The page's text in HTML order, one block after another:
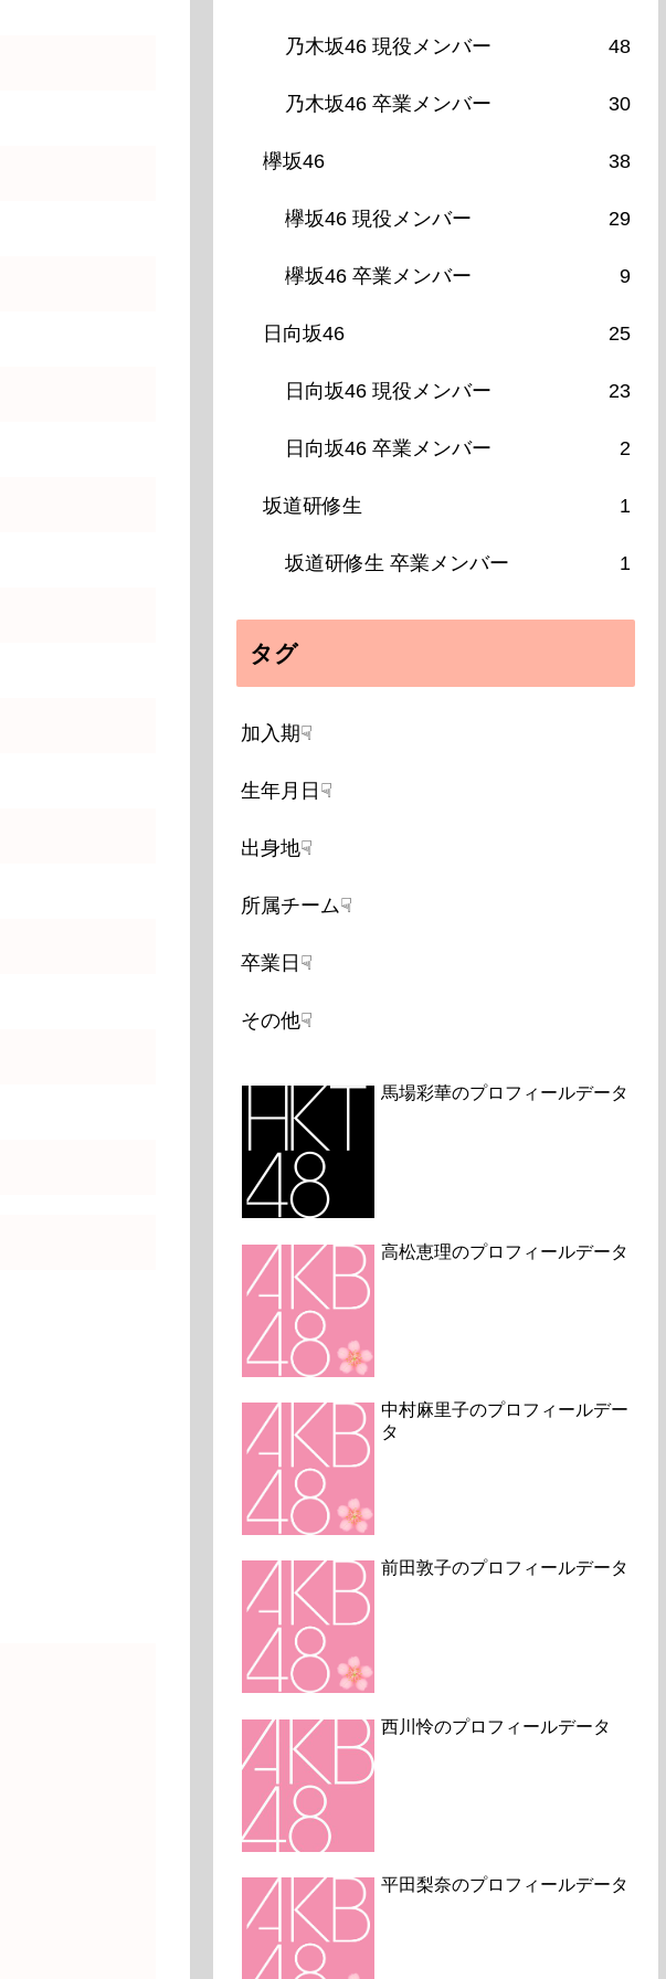
乃木坂46 現役メンバー 48
乃木坂46 卒業メンバー 30
欅坂46 38
欅坂46 現役メンバー 29
欅坂46 卒業メンバー 9
日向坂46 25
日向坂46 現役メンバー 23
日向坂46 卒業メンバー 2
坂道研修生 1
坂道研修生 卒業メンバー 1
タグ
加入期☟
生年月日☟
出身地☟
所属チーム☟
卒業日☟
その他☟
馬場彩華のプロフィールデータ
高松恵理のプロフィールデータ
中村麻里子のプロフィールデー
タ
前田敦子のプロフィールデータ
西川怜のプロフィールデータ
平田梨奈のプロフィールデータ